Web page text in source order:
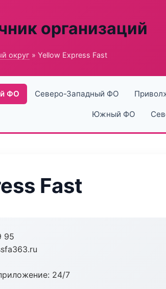
организаций
округ » Yellow Express Fast
ФО Северо-Западный ФО
Южный ФО
Fast
95
24/7